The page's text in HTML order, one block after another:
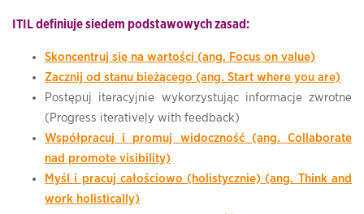
ITIL definiuje siedem podstawowych zasad:
Skoncentruj się na wartości (ang. Focus on value)
Zacznij od stanu bieżącego (ang. Start where you are)
Postępuj iteracyjnie wykorzystując informacje zwrotne
(Progress iteratively with feedback)
Współpracuj i promuj widoczność (ang. Collaborate
nad promote visibility)
Myśl i pracuj całościowo (holistycznie) (ang. Think and
work holistically)